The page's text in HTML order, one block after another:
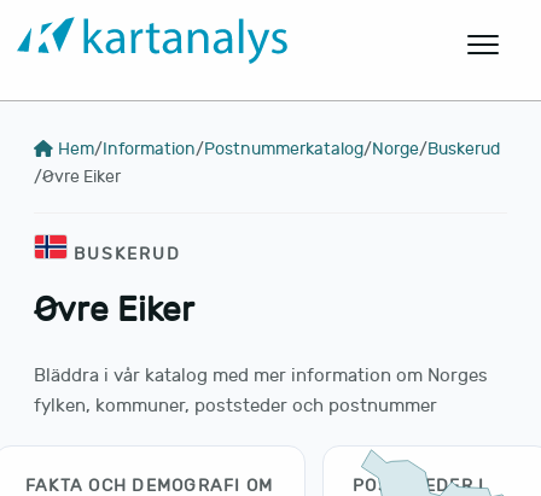
Hem/Information/Postnummerkatalog/Norge/Buskerud
/Øvre Eiker
BUSKERUD
Øvre Eiker
Bläddra i vår katalog med mer information om Norges
fylken, kommuner, poststeder och postnummer
FAKTA OCH DEMOGRAFI OM
POSTSTEDER I